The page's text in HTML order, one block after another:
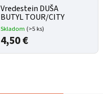
Vredestein DUŠA
BUTYL TOUR/CITY
Skladom (>5 ks)
4,50 €